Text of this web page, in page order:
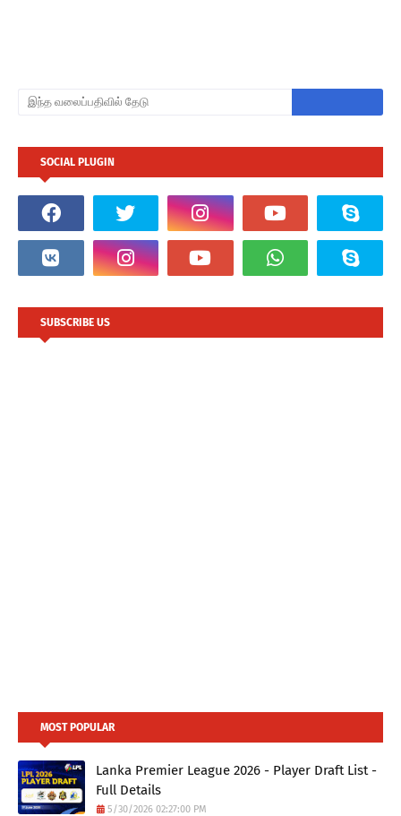
SOCIAL PLUGIN
SUBSCRIBE US
MOST POPULAR
Lanka Premier League 2026 - Player Draft List -
Full Details
5/30/2026 02:27:00 PM